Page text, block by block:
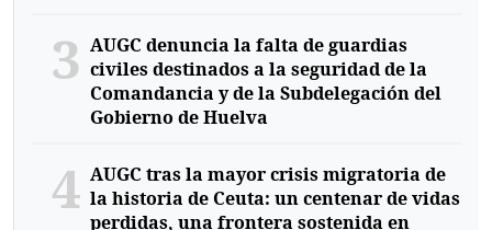
3 AUGC denuncia la falta de guardias
civiles destinados a la seguridad de la
Comandancia y de la Subdelegación del
Gobierno de Huelva
4 AUGC tras la mayor crisis migratoria de
la historia de Ceuta: un centenar de vidas
perdidas, una frontera sostenida en